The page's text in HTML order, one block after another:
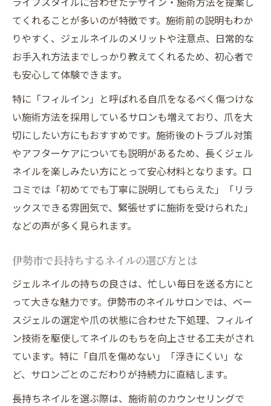
日常に彩りを添える伊勢市ネイルの魅力
オフィスにも合う伊勢市ネイルデザイン特
集
伊勢市で人気のトレンドネイルをチェック
ネイルで日常を明るくする伊勢市サロンの
魅力
伊勢市のネイルで自分らしさを表現する方
法
季節感を楽しむ伊勢市ジェルネイルの選び
方
自爪を守る伊勢市のジェルネイル施術法
フィルイン対応の伊勢市ネイルサロンの実
力
傷みにくいネイル施術を伊勢市で選ぶコツ
ネイル初心者も安心の伊勢市サロン選び
伊勢市ネイルのケアメニュー充実ポイント
忙しい毎日に優しい伊勢市ネイルの選び方
時短施術が魅力の伊勢市ネイル事情
駐車場完備で通いやすい伊勢市ネイルサロ
てくれることが多いのが特徴です。施術前の説明もわか
りやすく、ジェルネイルのメリットや注意点、日常的な
お手入れ方法までしっかり教えてくれるため、初心者で
も安心して体験できます。
特に「フィルイン」と呼ばれる自爪をなるべく傷つけな
い施術方法を採用しているサロンも増えており、爪を大
切にしたい方にもおすすめです。施術後のトラブル対策
やアフターケアについても説明があるため、長くジェル
ネイルを楽しみたい方にとって安心材料となります。口
コミでは「初めてでも丁寧に説明してもらえた」「リラ
ックスできる雰囲気で、緊張せずに施術を受けられた」
などの声が多く見られます。
伊勢市で長持ちするネイルの選び方とは
ジェルネイルの持ちの良さは、忙しい毎日を送る方にと
って大きな魅力です。伊勢市のネイルサロンでは、ベー
スジェルの選定や爪の状態に合わせた下処理、フィルイ
ン技術を駆使してネイルのもちを向上させる工夫がされ
ています。特に「自爪を傷めない」「浮きにくい」な
ど、サロンごとのこだわりが持続力に直結します。
長持ちネイルを選ぶ際は、施術前のカウンセリングで